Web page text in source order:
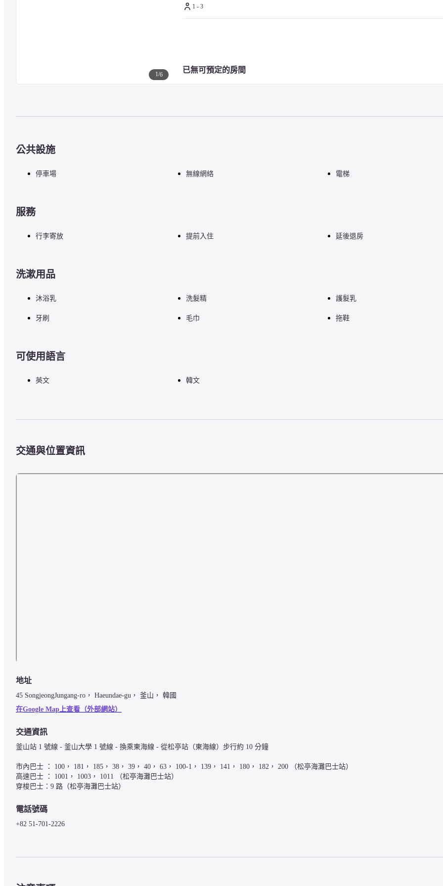
1/6
1 - 3
已無可預定的房間
公共設施
停車場 無線網絡 電梯
服務
行李寄放 提前入住 延後退房
洗漱用品
沐浴乳 洗髮精 護髮乳
牙刷 毛巾 拖鞋
可使用語言
英文 韓文
交通與位置資訊
地址
45 SongjeongJungang-ro， Haeundae-gu， 釜山， 韓國
在Google Map上查看（外部網站）
交通資訊
釜山站 1 號線 - 釜山大學 1 號線 - 換乘東海線 - 從松亭站（東海線）步行約 10 分鐘
市內巴士 ： 100， 181， 185， 38， 39， 40， 63， 100-1， 139， 141， 180， 182， 200 （松亭海灘巴士站）
高速巴士 ： 1001， 1003， 1011 （松亭海灘巴士站）
穿梭巴士：9 路（松亭海灘巴士站）
電話號碼
+82 51-701-2226